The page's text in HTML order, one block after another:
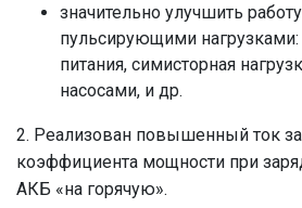
значительно улучшить
пульсирующими
питания, симисторная
насосами, и др.
2. Реализован повышенный ток
коэффициента мощности при
АКБ «на горячую».